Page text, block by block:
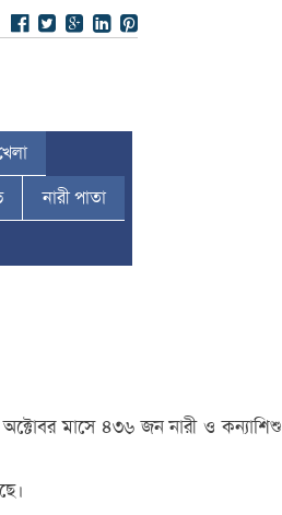
নারী পাতা
মাসে ৪৩৬ জন নারী ও কন্যাশিশু